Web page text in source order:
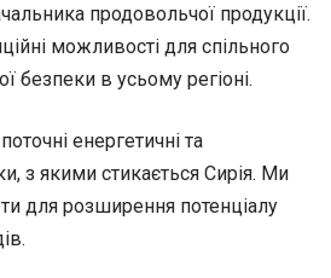
продовольчої продукції.
можливості для спільного
безпеки в усьому регіоні.
енергетичні та
з якими стикається Сирія. Ми
для розширення потенціалу